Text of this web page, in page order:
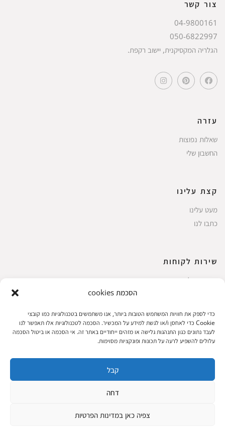
הסכמת cookies
כדי לספק את חוויות המשתמש הטובות ביותר, אנו משתמשים בטכנולוגיות כמו קובצי
Cookie כדי לאחסן ו/או לגשת למידע על המכשיר. הסכמה לטכנולוגיות אלו תאפשר לנו
לעבד נתונים כגון התנהגות גלישה או מזהים ייחודיים באתר זה. אי הסכמה או ביטול הסכמה
עלולים להשפיע לרעה על תכונות ופונקציות מסוימות.
קבל
דחה
צפיה כאן במדינות הפרטיות
צור קשר
04-9800161
050-6822997
הגלריה המקסיקנית, יישוב רקפת.
עזרה
שאלות נפוצות
החשבון שלי
קצת עלינו
מעט עלינו
כתבו לנו
שירות לקוחות
החשבון שלי
עגלת קניות
תקנון אתר